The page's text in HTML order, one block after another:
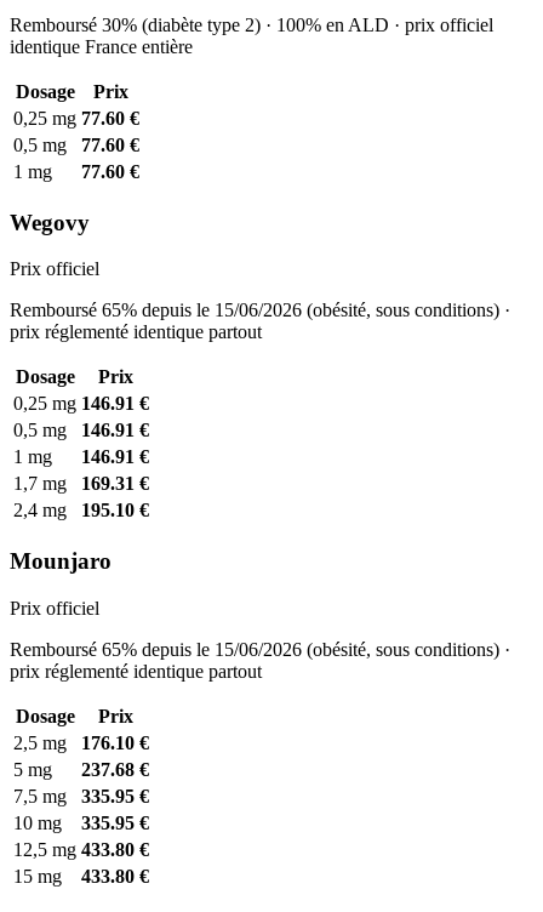
Remboursé 30% (diabète type 2) · 100% en ALD · prix officiel
identique France entière
Dosage
Prix
0,25 mg 77.60 €
0,5 mg
77.60 €
1 mg
77.60 €
Wegovy
Prix officiel
Remboursé 65% depuis le 15/06/2026 (obésité, sous conditions) ·
prix réglementé identique partout
Dosage
Prix
0,25 mg 146.91 €
0,5 mg
146.91 €
1 mg
146.91 €
1,7 mg
169.31 €
2,4 mg
195.10 €
Mounjaro
Prix officiel
Remboursé 65% depuis le 15/06/2026 (obésité, sous conditions) ·
prix réglementé identique partout
Dosage
Prix
2,5 mg
176.10 €
5 mg
237.68 €
7,5 mg
335.95 €
10 mg
335.95 €
12,5 mg 433.80 €
15 mg
433.80 €